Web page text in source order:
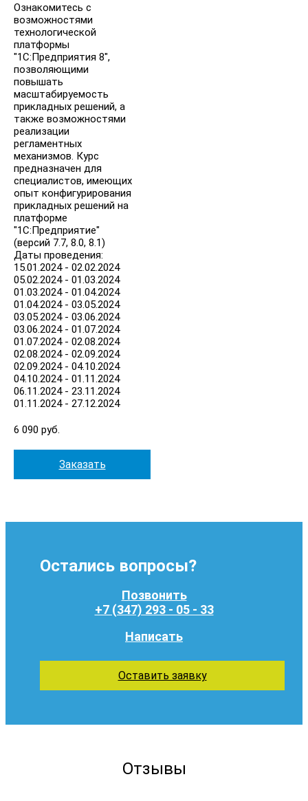
Ознакомитесь с
возможностями
технологической
платформы
"1С:Предприятия 8",
позволяющими
повышать
масштабируемость
прикладных решений, а
также возможностями
реализации
регламентных
механизмов. Курс
предназначен для
специалистов, имеющих
опыт конфигурирования
прикладных решений на
платформе
"1С:Предприятие"
(версий 7.7, 8.0, 8.1)
Даты проведения:
15.01.2024 - 02.02.2024
05.02.2024 - 01.03.2024
01.03.2024 - 01.04.2024
01.04.2024 - 03.05.2024
03.05.2024 - 03.06.2024
03.06.2024 - 01.07.2024
01.07.2024 - 02.08.2024
02.08.2024 - 02.09.2024
02.09.2024 - 04.10.2024
04.10.2024 - 01.11.2024
06.11.2024 - 23.11.2024
01.11.2024 - 27.12.2024
6 090 руб.
Заказать
Остались вопросы?
Позвонить
+7 (347) 293 - 05 - 33
Написать
Оставить заявку
Отзывы